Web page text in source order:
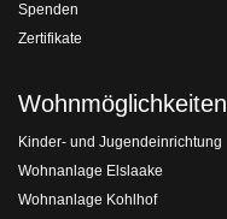
Spenden
Zertifikate
Wohnmöglichkeiten
Kinder- und Jugendeinrichtung
Wohnanlage Elslaake
Wohnanlage Kohlhof